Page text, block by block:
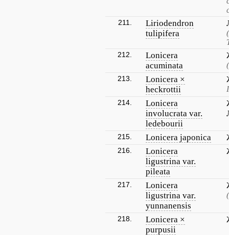
211.
Liriodendron
tulipifera
212.
Lonicera
acuminata
213.
Lonicera ×
heckrottii
214.
Lonicera
involucrata var.
ledebourii
215. Lonicera japonica
216.
Lonicera
ligustrina var.
pileata
217.
Lonicera
ligustrina var.
yunnanensis
218.
Lonicera ×
purpusii